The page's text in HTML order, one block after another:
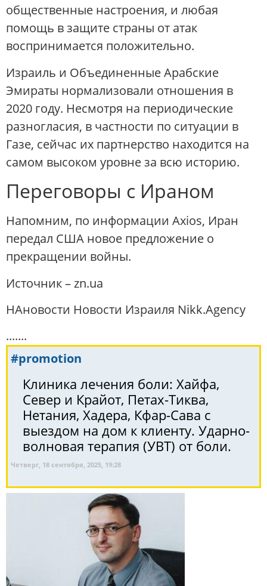
общественные настроения, и любая
помощь в защите страны от атак
воспринимается положительно.
Израиль и Объединенные Арабские
Эмираты нормализовали отношения в
2020 году. Несмотря на периодические
разногласия, в частности по ситуации в
Газе, сейчас их партнерство находится на
самом высоком уровне за всю историю.
Переговоры с Ираном
Напомним, по информации Axios, Иран
передал США новое предложение о
прекращении войны.
Источник – zn.ua
НАновости Новости Израиля Nikk.Agency
.......
#promotion
Клиника лечения боли: Хайфа,
Север и Крайот, Петах-Тиква,
Нетания, Хадера, Кфар-Сава с
выездом на дом к клиенту. Ударно-
волновая терапия (УВТ) от боли.
Четверг, 18 сентября, 2025, 19:28